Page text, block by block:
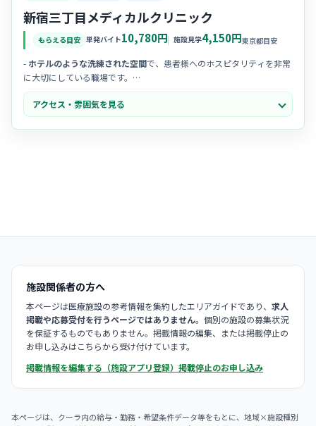
新宿三丁目メディカルクリニック
もらえる目安 単発バイト10,780円 施設見学4,150円東京都目安
- ホテルのような洗練された空間で、患者様へのホスピタリティを非常
に大切にしている職場です。
- 20代から30代のスタッフが中心となって、チームワークを重視しなが
ら明るく元気に活躍されています。
- 看護師が受付から施術まで一貫して担当することもあり、一人ひとり
の患者様と丁寧に関わることができます。
アクセス・雰囲気を見る
施設関係者の方へ
本ページは医療施設の参考情報を集約したエリアガイドであり、 求人
掲載や応募受付を行うページではありません。個別の施設の募集状況
を保証するものでもありません。掲載情報の編集、または掲載停止の
お申し込みはこちらから受け付けています。
掲載情報を編集する（施設アプリ登録） 掲載停止のお申し込み
本ページは、クーラ内の給与・勤務・希望条件データ等をもとに、地域×施設種別